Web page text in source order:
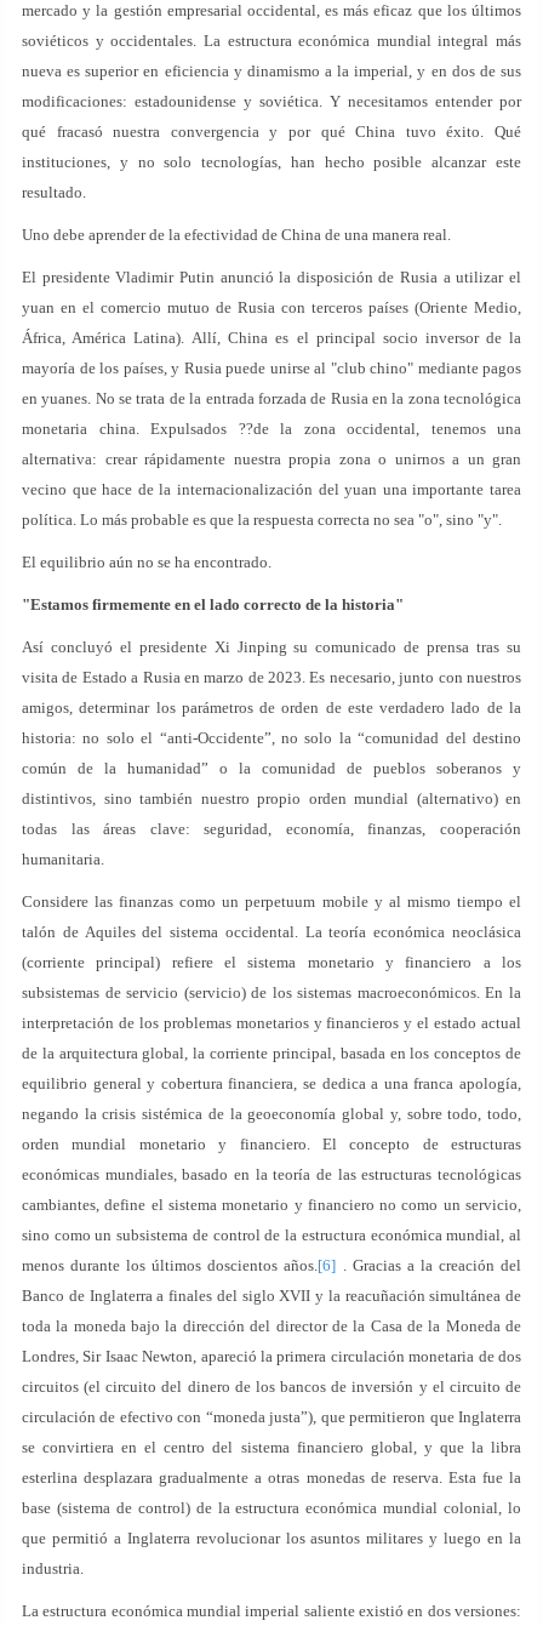
mercado y la gestión empresarial occidental, es más eficaz que los últimos
soviéticos y occidentales. La estructura económica mundial integral más
nueva es superior en eficiencia y dinamismo a la imperial, y en dos de sus
modificaciones: estadounidense y soviética. Y necesitamos entender por
qué fracasó nuestra convergencia y por qué China tuvo éxito. Qué
instituciones, y no solo tecnologías, han hecho posible alcanzar este
resultado.
Uno debe aprender de la efectividad de China de una manera real.
El presidente Vladimir Putin anunció la disposición de Rusia a utilizar el
yuan en el comercio mutuo de Rusia con terceros países (Oriente Medio,
África, América Latina). Allí, China es el principal socio inversor de la
mayoría de los países, y Rusia puede unirse al "club chino" mediante pagos
en yuanes. No se trata de la entrada forzada de Rusia en la zona tecnológica
monetaria china. Expulsados ??de la zona occidental, tenemos una
alternativa: crear rápidamente nuestra propia zona o unirnos a un gran
vecino que hace de la internacionalización del yuan una importante tarea
política. Lo más probable es que la respuesta correcta no sea "o", sino "y".
El equilibrio aún no se ha encontrado.
"Estamos firmemente en el lado correcto de la historia"
Así concluyó el presidente Xi Jinping su comunicado de prensa tras su
visita de Estado a Rusia en marzo de 2023. Es necesario, junto con nuestros
amigos, determinar los parámetros de orden de este verdadero lado de la
historia: no solo el “anti-Occidente”, no solo la “comunidad del destino
común de la humanidad” o la comunidad de pueblos soberanos y
distintivos, sino también nuestro propio orden mundial (alternativo) en
todas las áreas clave: seguridad, economía, finanzas, cooperación
humanitaria.
Considere las finanzas como un perpetuum mobile y al mismo tiempo el
talón de Aquiles del sistema occidental. La teoría económica neoclásica
(corriente principal) refiere el sistema monetario y financiero a los
subsistemas de servicio (servicio) de los sistemas macroeconómicos. En la
interpretación de los problemas monetarios y financieros y el estado actual
de la arquitectura global, la corriente principal, basada en los conceptos de
equilibrio general y cobertura financiera, se dedica a una franca apología,
negando la crisis sistémica de la geoeconomía global y, sobre todo, todo,
orden mundial monetario y financiero. El concepto de estructuras
económicas mundiales, basado en la teoría de las estructuras tecnológicas
cambiantes, define el sistema monetario y financiero no como un servicio,
sino como un subsistema de control de la estructura económica mundial, al
menos durante los últimos doscientos años.[6] . Gracias a la creación del
Banco de Inglaterra a finales del siglo XVII y la reacuñación simultánea de
toda la moneda bajo la dirección del director de la Casa de la Moneda de
Londres, Sir Isaac Newton, apareció la primera circulación monetaria de dos
circuitos (el circuito del dinero de los bancos de inversión y el circuito de
circulación de efectivo con “moneda justa”), que permitieron que Inglaterra
se convirtiera en el centro del sistema financiero global, y que la libra
esterlina desplazara gradualmente a otras monedas de reserva. Esta fue la
base (sistema de control) de la estructura económica mundial colonial, lo
que permitió a Inglaterra revolucionar los asuntos militares y luego en la
industria.
La estructura económica mundial imperial saliente existió en dos versiones: